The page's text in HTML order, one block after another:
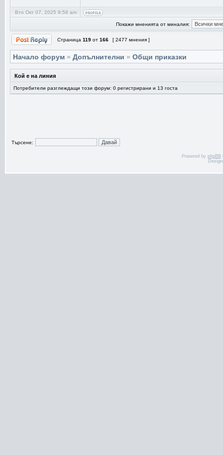
Вто Окт 07, 2025 9:58 am
Покажи мненията от миналия:
Страница 119 от 166 [ 2477 мнения ]
Начало форум » Допълнителни » Общи приказки
Кой е на линия
Потребители разглеждащи този форум: 0 регистрирани и 13 госта
Търсене:
Powered by phpBB